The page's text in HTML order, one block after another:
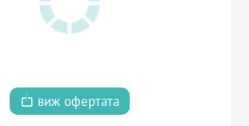
виж офертата